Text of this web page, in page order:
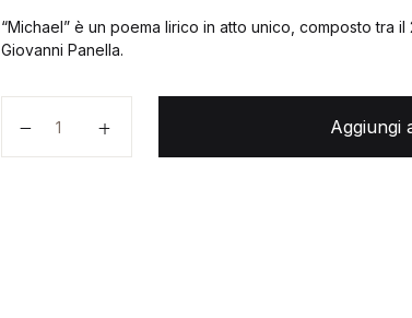
“Michael” è un poema lirico in atto unico, composto tra
Giovanni Panella.
Aggiungi